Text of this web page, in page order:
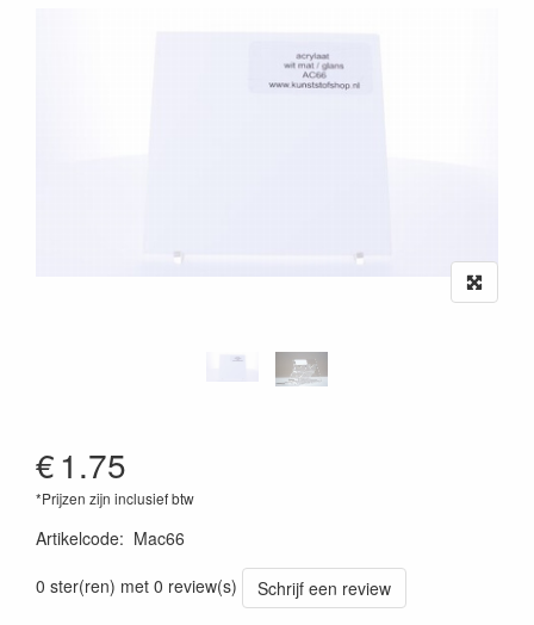
€1.75
*Prijzen zijn inclusief btw
Artikelcode: Mac66
0 ster(ren) met 0 review(s)
Schrijf een review